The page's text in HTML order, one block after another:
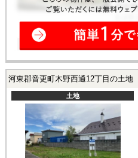
河東郡音更町木野西通12丁目の土地
土地